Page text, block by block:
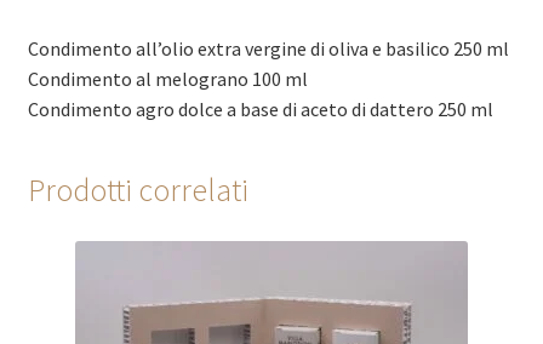
Condimento all’olio extra vergine di oliva e basilico 250 ml
Condimento al melograno 100 ml
Condimento agro dolce a base di aceto di dattero 250 ml
Prodotti correlati